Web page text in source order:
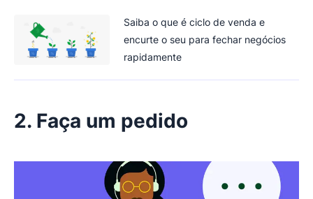
Saiba o que é ciclo de venda e
encurte o seu para fechar negócios
rapidamente
2. Faça um pedido